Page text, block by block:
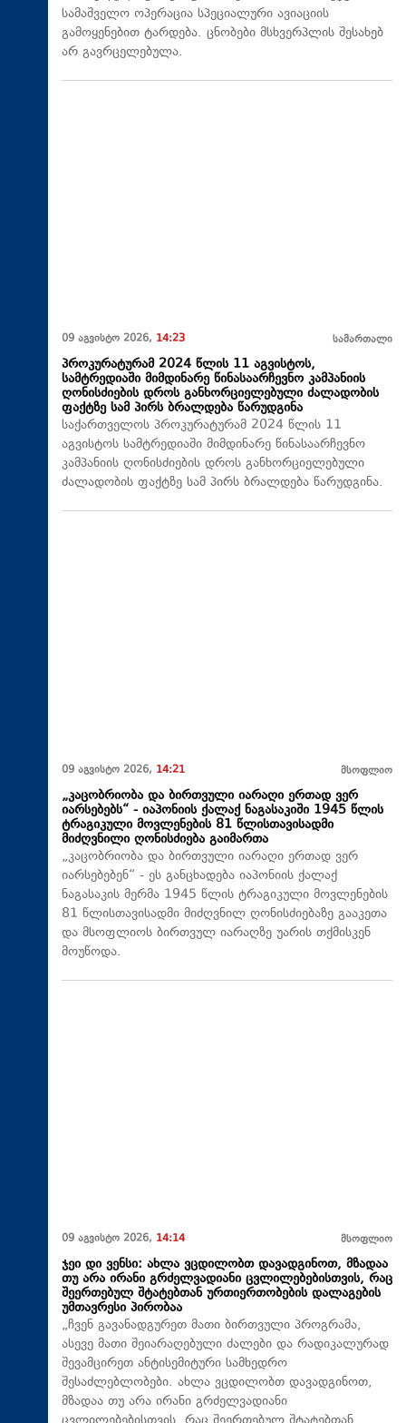
სამაშველო ოპერაცია სპეციალური ავიაციის
გამოყენებით ტარდება. ცნობები მსხვერპლის შესახებ
არ გავრცელებულა.
09 აგვისტო 2026, 14:23 სამართალი
პროკურატურამ 2024 წლის 11 აგვისტოს,
სამტრედიაში მიმდინარე წინასაარჩევნო კამპანიის
ღონისძიების დროს განხორციელებული ძალადობის
ფაქტზე სამ პირს ბრალდება წარუდგინა
საქართველოს პროკურატურამ 2024 წლის 11
აგვისტოს სამტრედიაში მიმდინარე წინასაარჩევნო
კამპანიის ღონისძიების დროს განხორციელებული
ძალადობის ფაქტზე სამ პირს ბრალდება წარუდგინა.
09 აგვისტო 2026, 14:21 მსოფლიო
„კაცობრიობა და ბირთვული იარაღი ერთად ვერ
იარსებებს“ - იაპონიის ქალაქ ნაგასაკიში 1945 წლის
ტრაგიკული მოვლენების 81 წლისთავისადმი
მიძღვნილი ღონისძიება გაიმართა
„კაცობრიობა და ბირთვული იარაღი ერთად ვერ
იარსებებენ“ - ეს განცხადება იაპონიის ქალაქ
ნაგასაკის მერმა 1945 წლის ტრაგიკული მოვლენების
81 წლისთავისადმი მიძღვნილ ღონისძიებაზე გააკეთა
და მსოფლიოს ბირთვულ იარაღზე უარის თქმისკენ
მოუწოდა.
09 აგვისტო 2026, 14:14 მსოფლიო
ჯეი დი ვენსი: ახლა ვცდილობთ დავადგინოთ, მზადაა
თუ არა ირანი გრძელვადიანი ცვლილებებისთვის, რაც
შეერთებულ შტატებთან ურთიერთობების დალაგების
უმთავრესი პირობაა
„ჩვენ გავანადგურეთ მათი ბირთვული პროგრამა,
ასევე მათი შეიარაღებული ძალები და რადიკალურად
შევამცირეთ ანტისემიტური სამხედრო
შესაძლებლობები. ახლა ვცდილობთ დავადგინოთ,
მზადაა თუ არა ირანი გრძელვადიანი